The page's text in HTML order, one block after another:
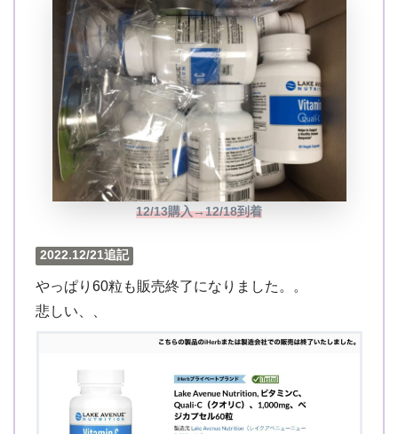
12/13購入→12/18到着
2022.12/21追記
やっぱり60粒も販売終了になりました。。
悲しい、、